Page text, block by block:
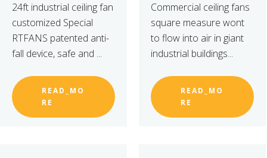
24ft industrial ceiling fan
customized Special
RTFANS patented anti-
fall device, safe and ...
READ_MO
RE
Commercial ceiling fans
square measure wont
to flow into air in giant
industrial buildings...
READ_MO
RE